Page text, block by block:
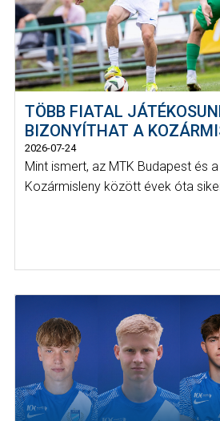
TÖBB FIATAL
BIZONYÍTHAT A
2026-07-24
Mint ismert, az MTK Budapest és a
Kozármisleny között évek óta